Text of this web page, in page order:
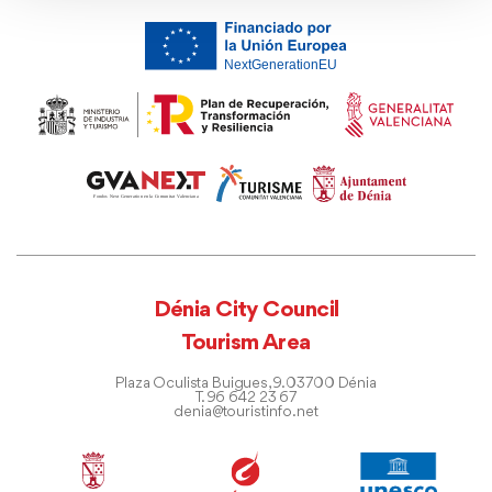
Dénia City Council
Tourism Area
Plaza Oculista Buigues, 9. 03700 Dénia
T. 96 642 23 67
denia@touristinfo.net